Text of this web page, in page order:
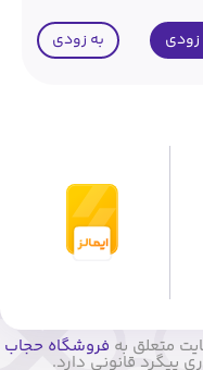
زودی به زودی
فروشگاه حجاب
پیگرد قانونی دارد.